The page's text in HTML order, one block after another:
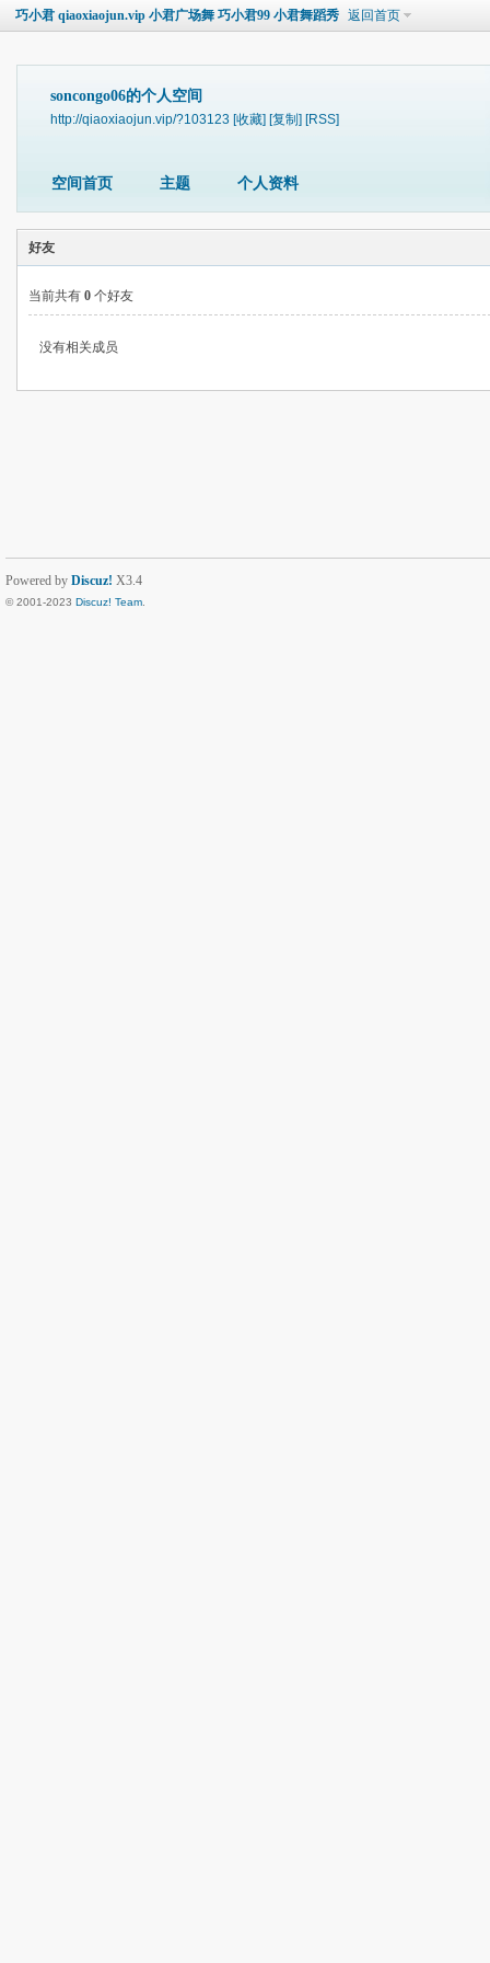
巧小君 qiaoxiaojun.vip 小君广场舞 巧小君99 小君舞蹈秀 返回首页
soncongo06的个人空间
http://qiaoxiaojun.vip/?103123 [收藏] [复制] [RSS]
空间首页 主题 个人资料
好友
当前共有 0 个好友
没有相关成员
Powered by Discuz! X3.4
© 2001-2023 Discuz! Team